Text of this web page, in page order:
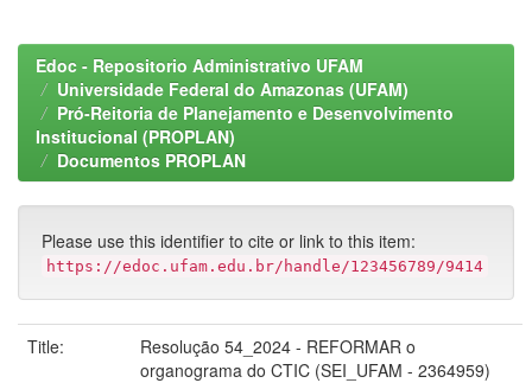
Edoc - Repositorio Administrativo UFAM
Universidade Federal do Amazonas (UFAM)
Pró-Reitoria de Planejamento e Desenvolvimento
Institucional (PROPLAN)
Documentos PROPLAN
Please use this identifier to cite or link to this item:
https://edoc.ufam.edu.br/handle/123456789/9414
Title:
Resolução 54_2024 - REFORMAR o
organograma do CTIC (SEI_UFAM - 2364959)